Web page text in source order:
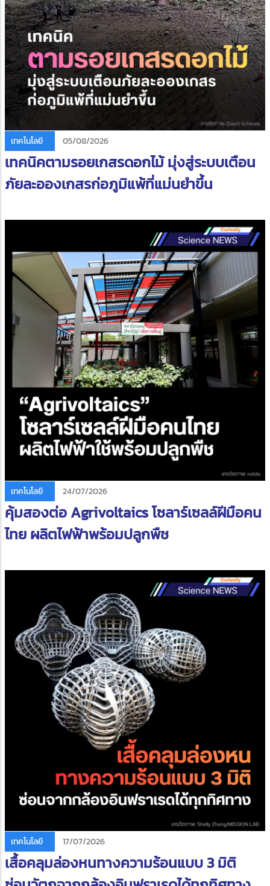
เทคโนโลยี 05/08/2026
เทคนิคตามรอยเกสรดอกไม้ มุ่งสู่ระบบเตือน
ภัยละอองเกสรก่อภูมิแพ้ที่แม่นยำขึ้น
เทคโนโลยี 24/07/2026
คุ้มสองต่อ Agrivoltaics โซลาร์เซลล์ฝีมือคน
ไทย ผลิตไฟฟ้าพร้อมปลูกพืช
เทคโนโลยี 17/07/2026
เสื้อคลุมล่องหนทางความร้อนแบบ 3 มิติ